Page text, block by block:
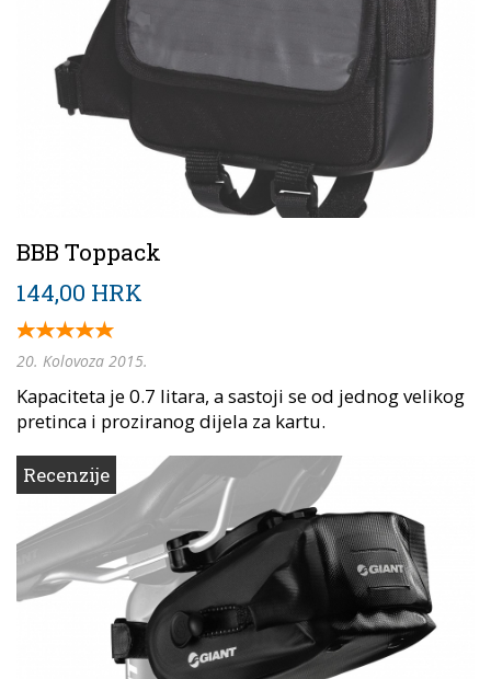
BBB Toppack
144,00 HRK
20. Kolovoza 2015.
Kapaciteta je 0.7 litara, a sastoji se od jednog velikog
pretinca i proziranog dijela za kartu.
Recenzije